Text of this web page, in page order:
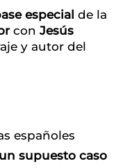
especial de la
con Jesús
y autor del
españoles
supuesto caso